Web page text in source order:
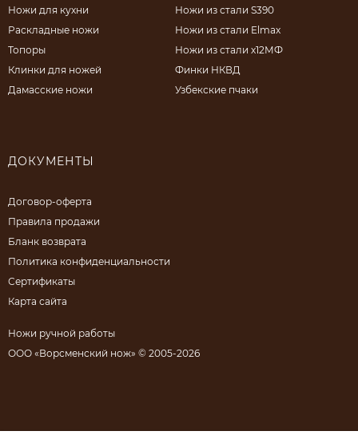
Ножи для кухни
Раскладные ножи
Топоры
Клинки для ножей
Дамасские ножи
Ножи из стали S390
Ножи из стали Elmax
Ножи из стали х12МФ
Финки НКВД
Узбекские пчаки
ДОКУМЕНТЫ
Договор-оферта
Правила продажи
Бланк возврата
Политика конфиденциальности
Сертификаты
Карта сайта
Ножи ручной работы
ООО «Ворсменский нож» © 2005-2026